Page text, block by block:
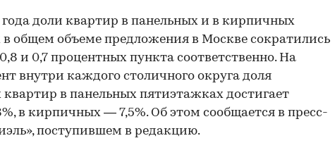
года доли квартир в панельных и в кирпичных
общем объеме предложения в Москве сократились
и 0,7 процентных пункта соответственно. На
внутри каждого столичного округа доля
в панельных пятиэтажках достигает
в кирпичных — 7,5%. Об этом сообщается в пресс-
поступившем в редакцию.